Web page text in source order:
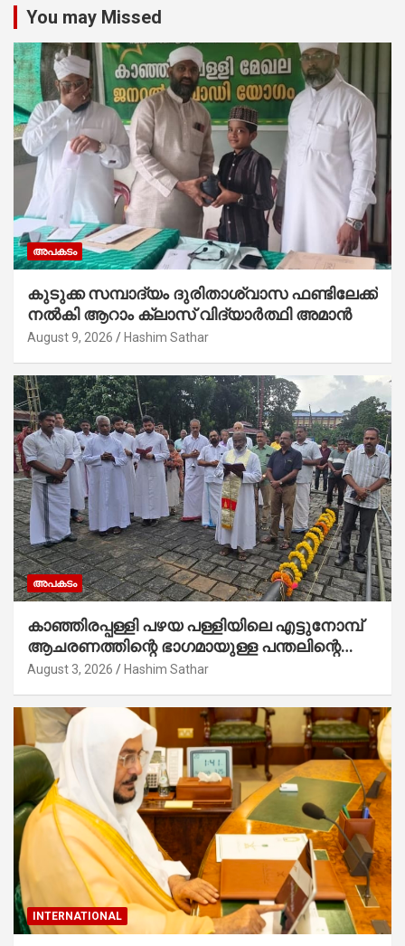
You may Missed
അപകടം
കുടുക്ക സമ്പാദ്യം ദുരിതാശ്വാസ ഫണ്ടിലേക്ക്
നൽകി ആറാം ക്ലാസ് വിദ്യാർത്ഥി അമാൻ
August 9, 2026 Hashim Sathar
അപകടം
കാഞ്ഞിരപ്പള്ളി പഴയ പള്ളിയിലെ എട്ടുനോമ്പ്
ആചരണത്തിന്റെ ഭാഗമായുള്ള പന്തലിന്റെ
കാൽനാട്ട് കർമ്മം ആർച്ച് പ്രീസ്റ്റ് വെരി.
August 3, 2026 Hashim Sathar
INTERNATIONAL